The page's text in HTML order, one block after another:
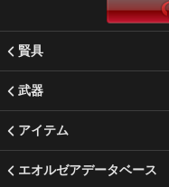
賢具
武器
アイテム
エオルゼアデータベース